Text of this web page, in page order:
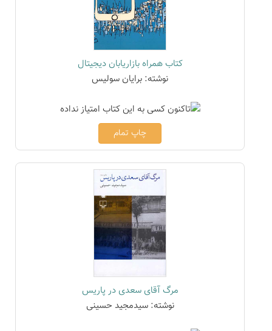
کتاب همراه بازاریابان دیجیتال
نوشته: برایان سولیس
چاپ تمام
مرگ آقای سعدی در پاریس
نوشته: سیدمجید حسینی